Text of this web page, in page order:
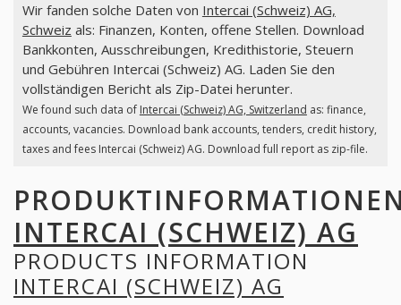
Wir fanden solche Daten von Intercai (Schweiz) AG,
Schweiz als: Finanzen, Konten, offene Stellen. Download
Bankkonten, Ausschreibungen, Kredithistorie, Steuern
und Gebühren Intercai (Schweiz) AG. Laden Sie den
vollständigen Bericht als Zip-Datei herunter.
We found such data of Intercai (Schweiz) AG, Switzerland as: finance,
accounts, vacancies. Download bank accounts, tenders, credit history,
taxes and fees Intercai (Schweiz) AG. Download full report as zip-file.
INTERCAI (SCHWEIZ) AG
PRODUCTS INFORMATION
INTERCAI (SCHWEIZ) AG